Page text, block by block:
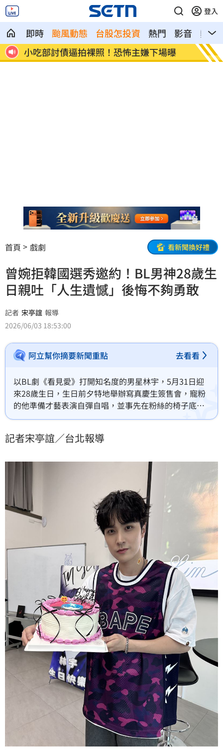
登入
即時 颱風動態 台股怎投資 熱門 影音
熱搜
獨／曹雨婷挨轟失職 昔理事長楊光友開
轟
酒測
首頁 戲劇 看新聞換好禮
曾婉拒韓國選秀邀約！BL男神28歲生
日親吐「人生遺憾」後悔不夠勇敢
記者 宋亭誼 報導
2026/06/03 18:53:00
阿立幫你摘要新聞重點 去看看
以BL劇《看見愛》打開知名度的男星林宇，5月31日迎
來28歲生日，生日前夕特地舉辦寫真慶生簽售會，寵粉
的他準備才藝表演自彈自唱，並事先在粉絲的椅子底下
藏驚喜，邀請幸運獲得驚喜拍立得的粉絲當人體麥架近
性告白：「有你們我很幸福！」宋亭誼報導
記者宋亭誼／台北報導